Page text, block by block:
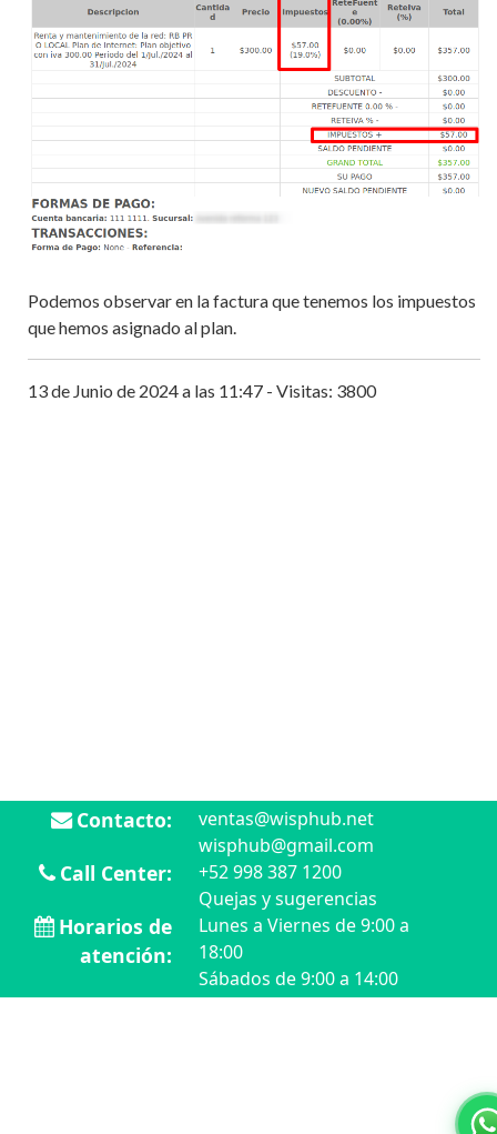
Podemos observar en la factura que tenemos los impuestos
que hemos asignado al plan.
13 de Junio de 2024 a las 11:47 - Visitas: 3800
Contacto:
ventas@wisphub.net
wisphub@gmail.com
Call Center:
+52 998 387 1200
Quejas y sugerencias
Horarios de
atención:
Lunes a Viernes de 9:00 a
18:00
Sábados de 9:00 a 14:00